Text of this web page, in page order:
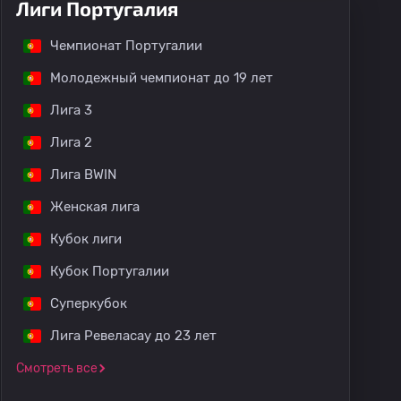
Лиги Португалия
Чемпионат Португалии
Молодежный чемпионат до 19 лет
Лига 3
Лига 2
Лига BWIN
Женская лига
Кубок лиги
Кубок Португалии
Суперкубок
Лига Ревеласау до 23 лет
Смотреть все